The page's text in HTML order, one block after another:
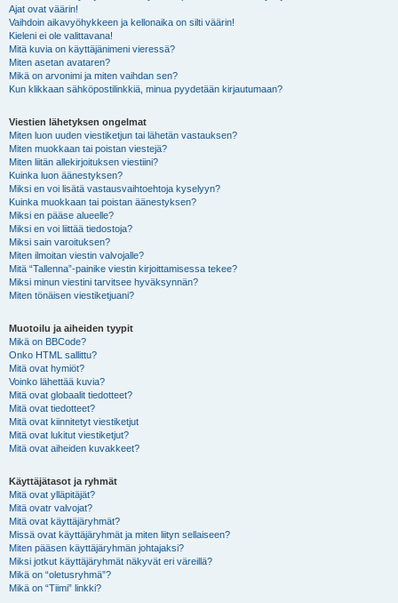
Ajat ovat väärin!
Vaihdoin aikavyöhykkeen ja kellonaika on silti väärin!
Kieleni ei ole valittavana!
Mitä kuvia on käyttäjänimeni vieressä?
Miten asetan avataren?
Mikä on arvonimi ja miten vaihdan sen?
Kun klikkaan sähköpostilinkkiä, minua pyydetään kirjautumaan?
Viestien lähetyksen ongelmat
Miten luon uuden viestiketjun tai lähetän vastauksen?
Miten muokkaan tai poistan viestejä?
Miten liitän allekirjoituksen viestiini?
Kuinka luon äänestyksen?
Miksi en voi lisätä vastausvaihtoehtoja kyselyyn?
Kuinka muokkaan tai poistan äänestyksen?
Miksi en pääse alueelle?
Miksi en voi liittää tiedostoja?
Miksi sain varoituksen?
Miten ilmoitan viestin valvojalle?
Mitä “Tallenna”-painike viestin kirjoittamisessa tekee?
Miksi minun viestini tarvitsee hyväksynnän?
Miten tönäisen viestiketjuani?
Muotoilu ja aiheiden tyypit
Mikä on BBCode?
Onko HTML sallittu?
Mitä ovat hymiöt?
Voinko lähettää kuvia?
Mitä ovat globaalit tiedotteet?
Mitä ovat tiedotteet?
Mitä ovat kiinnitetyt viestiketjut
Mitä ovat lukitut viestiketjut?
Mitä ovat aiheiden kuvakkeet?
Käyttäjätasot ja ryhmät
Mitä ovat ylläpitäjät?
Mitä ovatr valvojat?
Mitä ovat käyttäjäryhmät?
Missä ovat käyttäjäryhmät ja miten liityn sellaiseen?
Miten pääsen käyttäjäryhmän johtajaksi?
Miksi jotkut käyttäjäryhmät näkyvät eri väreillä?
Mikä on “oletusryhmä”?
Mikä on “Tiimi” linkki?